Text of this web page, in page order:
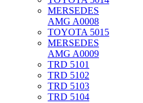
MERSEDES
AMG A0008
TOYOTA 5015
MERSEDES
AMG A0009
TRD 5101
TRD 5102
TRD 5103
TRD 5104